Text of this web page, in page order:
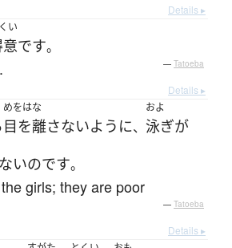
Details ▸
い
です。
— Tatoeba
Details ▸
めをはな
目を離さないように、
およ
泳ぎが
いのです。
girls; they are poor
— Tatoeba
Details ▸